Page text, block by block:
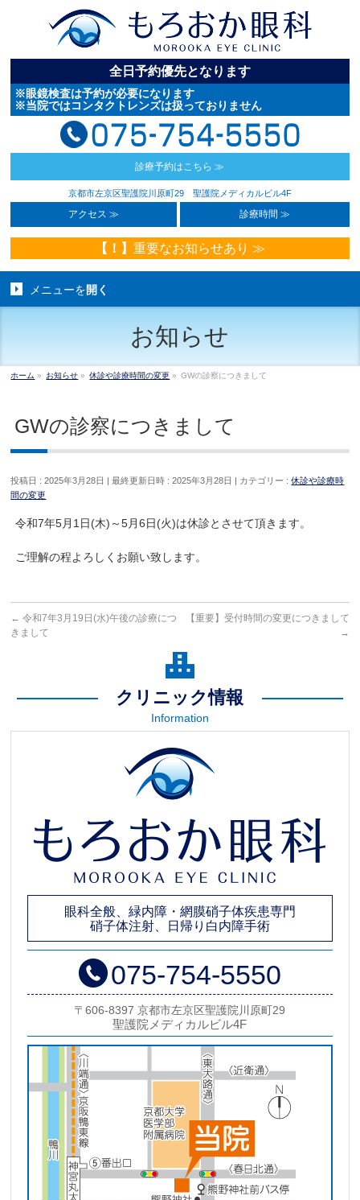
全日予約優先となります
※眼鏡検査は予約が必要になります
※当院ではコンタクトレンズは扱っておりません
診療予約はこちら ≫
京都市左京区聖護院川原町29 聖護院メディカルビル4F
アクセス ≫ 診療時間 ≫
【！】 重要なお知らせあり ≫
メニューを開く
お知らせ
ホーム » お知らせ » 休診や診療時間の変更 » GWの診察につきまして
GWの診察につきまして
投稿日 : 2025年3月28日 最終更新日時 : 2025年3月28日 カテゴリー :休診や診療時
間の変更
令和7年5月1日(木)～5月6日(火)は休診とさせて頂きます。
ご理解の程よろしくお願い致します。
← 令和7年3月19日(水)午後の診療につ
きまして
【重要】受付時間の変更につきまして
→
クリニック情報
Information
眼科全般、緑内障・網膜硝子体疾患専門
硝子体注射、日帰り白内障手術
075-754-5550
〒606-8397 京都市左京区聖護院川原町29
聖護院メディカルビル4F